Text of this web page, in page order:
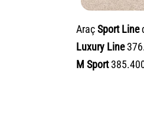
AraçSport Line
Luxury Line
M Sport